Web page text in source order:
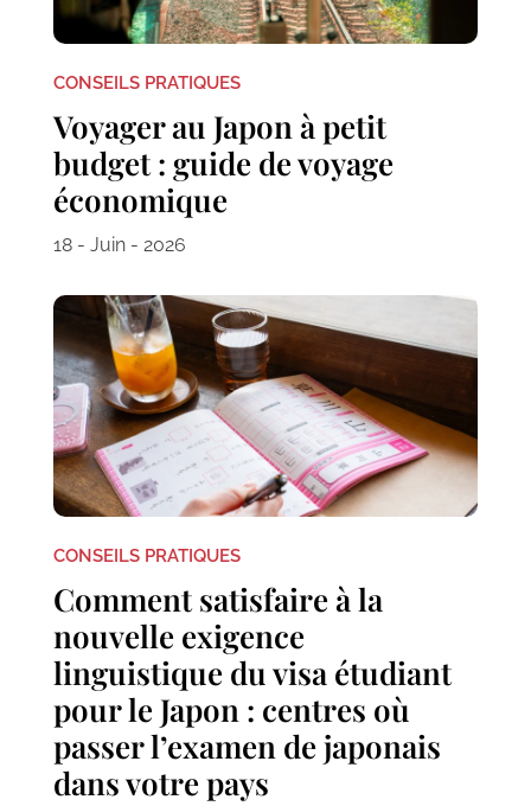
CONSEILS PRATIQUES
Voyager au Japon à petit
budget : guide de voyage
économique
18 - Juin - 2026
CONSEILS PRATIQUES
Comment satisfaire à la
nouvelle exigence
linguistique du visa étudiant
pour le Japon : centres où
passer l’examen de japonais
dans votre pays